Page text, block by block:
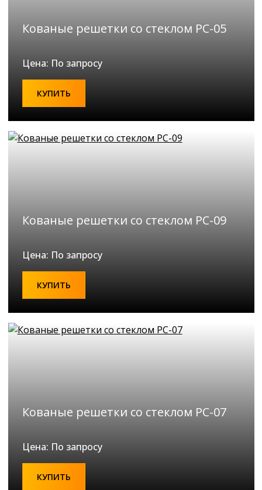
Кованые решетки со стеклом РС-05
Цена: По запросу
КУПИТЬ
Кованые решетки со стеклом РС-09
Цена: По запросу
КУПИТЬ
Кованые решетки со стеклом РС-07
Цена: По запросу
КУПИТЬ